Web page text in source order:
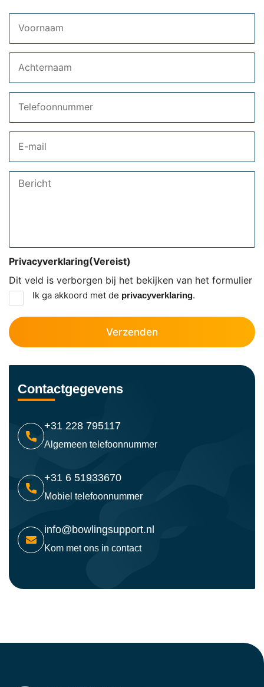
Bericht
Dit veld is verborgen bij het bekijken van het formulier
Privacyverklaring(Vereist)
Ik ga akkoord met de privacyverklaring.
Contactgegevens
+31 228 795117
Algemeen telefoonnummer
+31 6 51933670
Mobiel telefoonnummer
info@bowlingsupport.nl
Kom met ons in contact